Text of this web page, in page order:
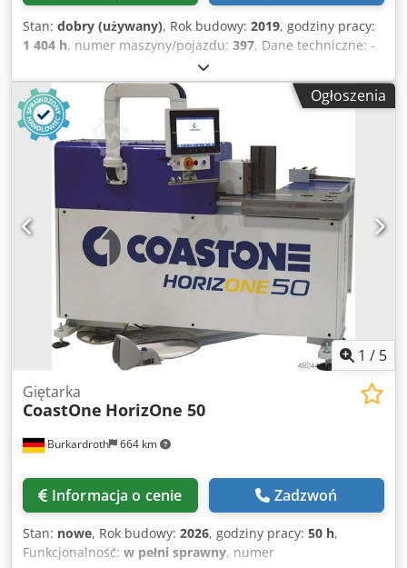
Stan: dobry (używany), Rok budowy: 2019, godziny pracy:
1 404 h, numer maszyny/pojazdu: 397, Dane techniczne: -
Siła nacisku: 420 kN / 42 t - Skok roboczy: 0 - 300 mm -
Prędkość skoku: 0 - 0,6 m/min - Wysokość narzędzia: 200
mm - Wydajność gięcia: - z pryzmą MW 125 płaską: ok. 200
x 16 mm - z pryzmą MW 240 płaską: ok. 200 x 24 mm -
Gięcie rur do 2 cali - Sterowanie CNC: SIEMENS SIMATIC
HMI TOUCH - programowanie kąta i długości - Sterowany
zderzak tylny: 3000 mm - Różne narzędzia do gięcia -
Liczba godzin pracy (odczytana): 1404 h - Napęd: 400 V /
4,0 kW - Zapotrzebowanie na miejsce: ok. S 850 x W 1250 x
G 1250 mm - Masa: ok. 1200 kg Chjdpfx Asy Uwhbob Esa
Ogłoszenia
1 / 5
Burkardroth 664 km
Giętarka
CoastOne HorizOne 50
Informacja o cenie Zadzwoń
Stan: nowe, Rok budowy: 2026, godziny pracy: 50 h,
Funkcjonalność: w pełni sprawny, numer